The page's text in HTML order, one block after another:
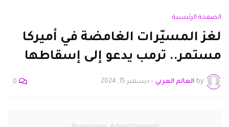
الصفحة الرئيسية
لغز المسيّرات الغامضة في أميركا
مستمر.. ترمب يدعو إلى إسقاطها
by العالم العربي - ديسمبر 15, 2024 0